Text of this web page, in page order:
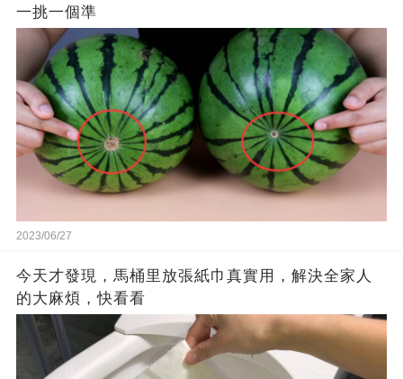
一挑一個準
2023/06/27
今天才發現，馬桶里放張紙巾真實用，解決全家人
的大麻煩，快看看